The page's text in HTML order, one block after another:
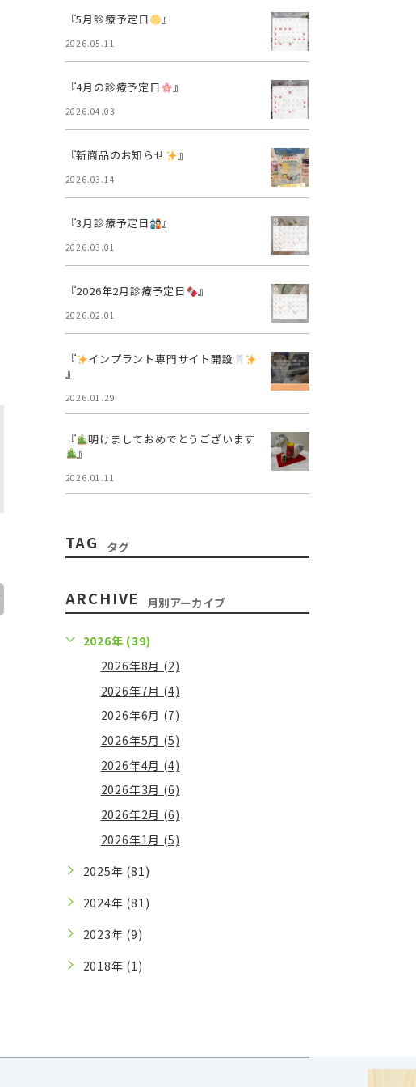
『5月診療予定日 』
2026.05.11
『4月の診療予定日 』
2026.04.03
『新商品のお知らせ 』
2026.03.14
『3月診療予定日 』
2026.03.01
『2026年2月診療予定日 』
2026.02.01
『
インプラント専門サイト開設
』
2026.01.29
『
明けましておめでとうございます
』
2026.01.11
TAG タグ
ARCHIVE 月別アーカイブ
2026年 (39)
2026年8月 (2)
2026年7月 (4)
2026年6月 (7)
2026年5月 (5)
2026年4月 (4)
2026年3月 (6)
2026年2月 (6)
2026年1月 (5)
2025年 (81)
2024年 (81)
2023年 (9)
2018年 (1)